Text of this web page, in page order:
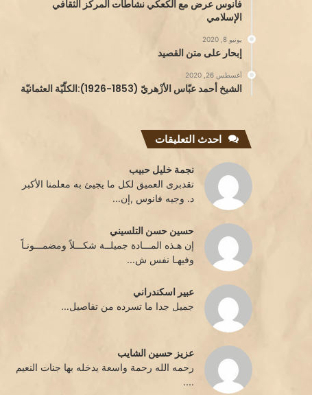
فانوس عرض مع الكعكي نشاطات المركز الثقافي
الإسلامي
يونيو 8, 2020
إبحار على متن القصيد
أغسطس 26, 2020
الشيخ أحمد عبّاس الأزْهريّ (1853-1926):الكلّيّة العثمانيّة
احدث التعليقات
نجمة خليل حبيب
تقدبرى العميق لكل ما يجيئ به معلمنا الأكبر
د. وجيه فانوس ,إن...
حسين حسن التلسيني
إن هـذه المـــادة جميلــة شكـــلاً ومضمـــونـاً
وفيهـا نفس ش...
عبير اسكندراني
جميل جدا ما تسرده من تفاصيل...
عزيز حسين الشايب
رحمه الله رحمة واسعة يدخله بها جنات النعيم
....